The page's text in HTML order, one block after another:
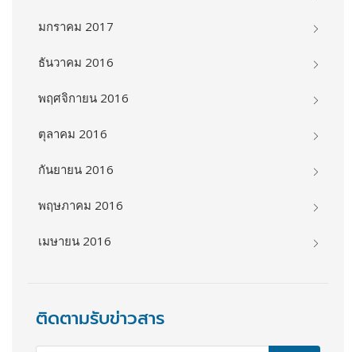
มกราคม 2017
ธันวาคม 2016
พฤศจิกายน 2016
ตุลาคม 2016
กันยายน 2016
พฤษภาคม 2016
เมษายน 2016
ติดตามรับข่าวสาร